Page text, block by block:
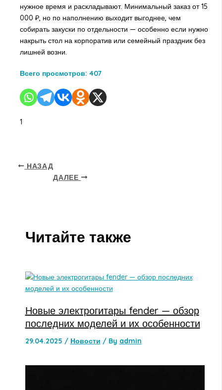
нужное время и раскладывают. Минимальный заказ от 15
000 ₽, но по наполнению выходит выгоднее, чем
собирать закуски по отдельности — особенно если нужно
накрыть стол на корпоратив или семейный праздник без
лишней возни.
Всего просмотров: 407
1
НАЗАД
ДАЛЕЕ
Читайте также
Новые электрогитары fender — обзор
последних моделей и их особенности
29.04.2025 / Новости / By admin